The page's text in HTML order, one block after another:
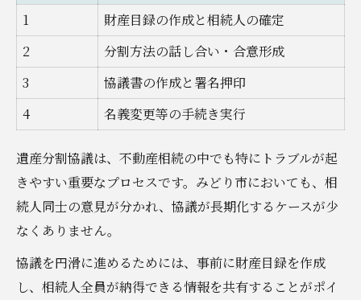
1
財産目録の作成と相続人の確定
2
分割方法の話し合い・合意形成
3
協議書の作成と署名押印
4
名義変更等の手続き実行
遺産分割協議は、不動産相続の中でも特にトラブルが起
きやすい重要なプロセスです。みどり市においても、相
続人同士の意見が分かれ、協議が長期化するケースが少
なくありません。
協議を円滑に進めるためには、事前に財産目録を作成
し、相続人全員が納得できる情報を共有することがポイ